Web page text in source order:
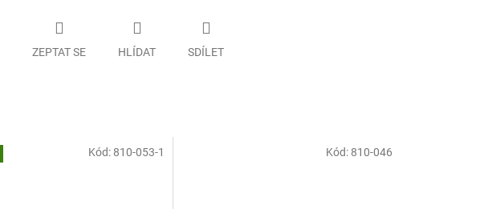
ZEPTAT SE HLÍDAT SDÍLET
Kód: 810-053-1 Kód: 810-046